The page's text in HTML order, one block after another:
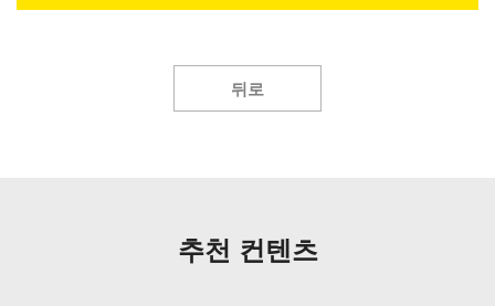
뒤로
추천 컨텐츠